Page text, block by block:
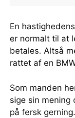
En
er normalt til at
betales. Altså
rattet af en
Som manden
sige sin mening
på fersk gerning.